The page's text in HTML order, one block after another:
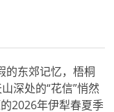
东郊记忆，梧桐
深处的“花信”悄然
2026年伊犁春夏季